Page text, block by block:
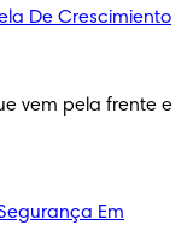
De Crescimiento
vem pela frente e
Em